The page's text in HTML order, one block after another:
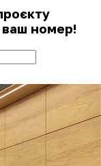
ваш номер!